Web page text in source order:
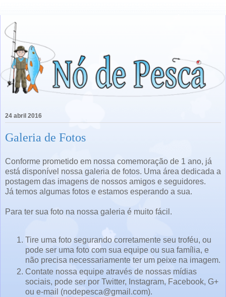
24 abril 2016
Galeria de Fotos
Conforme prometido em nossa comemoração de 1 ano, já
está disponível nossa galeria de fotos. Uma área dedicada a
postagem das imagens de nossos amigos e seguidores.
Já temos algumas fotos e estamos esperando a sua.
Para ter sua foto na nossa galeria é muito fácil.
Tire uma foto segurando corretamente seu troféu, ou
pode ser uma foto com sua equipe ou sua família, e
não precisa necessariamente ter um peixe na imagem.
Contate nossa equipe através de nossas mídias
sociais, pode ser por Twitter, Instagram, Facebook, G+
ou e-mail (nodepesca@gmail.com).